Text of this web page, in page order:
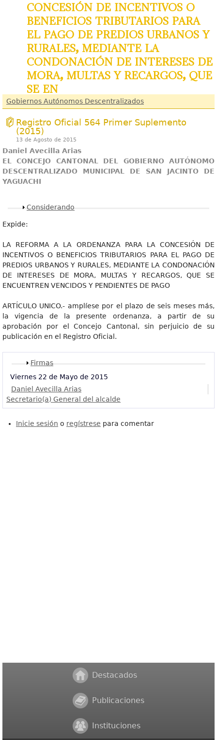
concesión de incentivos o
beneficios tributarios para
el pago de predios urbanos y
rurales, mediante la
condonación de intereses de
mora, multas y recargos, que
se en
Gobiernos Autónomos Descentralizados
Registro Oficial 564 Primer Suplemento
(2015)
13 de Agosto de 2015
Daniel Avecilla Arias
EL CONCEJO CANTONAL DEL GOBIERNO AUTÓNOMO
DESCENTRALIZADO MUNICIPAL DE SAN JACINTO DE
YAGUACHI
Mostrar
Considerando
Expide:
LA REFORMA A LA ORDENANZA PARA LA CONCESIÓN DE
INCENTIVOS O BENEFICIOS TRIBUTARIOS PARA EL PAGO DE
PREDIOS URBANOS Y RURALES, MEDIANTE LA CONDONACIÓN
DE INTERESES DE MORA, MULTAS Y RECARGOS, QUE SE
ENCUENTREN VENCIDOS Y PENDIENTES DE PAGO
ARTÍCULO UNICO.- amplíese por el plazo de seis meses más,
la vigencia de la presente ordenanza, a partir de su
aprobación por el Concejo Cantonal, sin perjuicio de su
publicación en el Registro Oficial.
Mostrar
Firmas
Viernes 22 de Mayo de 2015
Daniel Avecilla Arias
Secretario(a) General del alcalde
Inicie sesión o regístrese para comentar
Destacados
Publicaciones
Instituciones